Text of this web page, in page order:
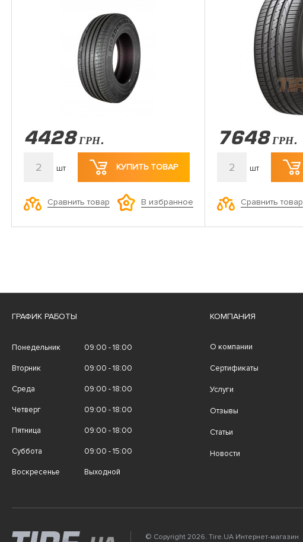
4428 ГРН.
2 шт КУПИТЬ ТОВАР
Сравнить товар В избранное
7648 ГРН.
2 шт
Сравнить товар
ГРАФИК РАБОТЫ
Понедельник 09:00 - 18:00
Вторник 09:00 - 18:00
Среда 09:00 - 18:00
Четверг 09:00 - 18:00
Пятница 09:00 - 18:00
Суббота 09:00 - 15:00
Воскресенье Выходной
КОМПАНИЯ
О компании
Сертификаты
Услуги
Отзывы
Статьи
Новости
© Copyright 2026. Tire.UA Интернет-магазин